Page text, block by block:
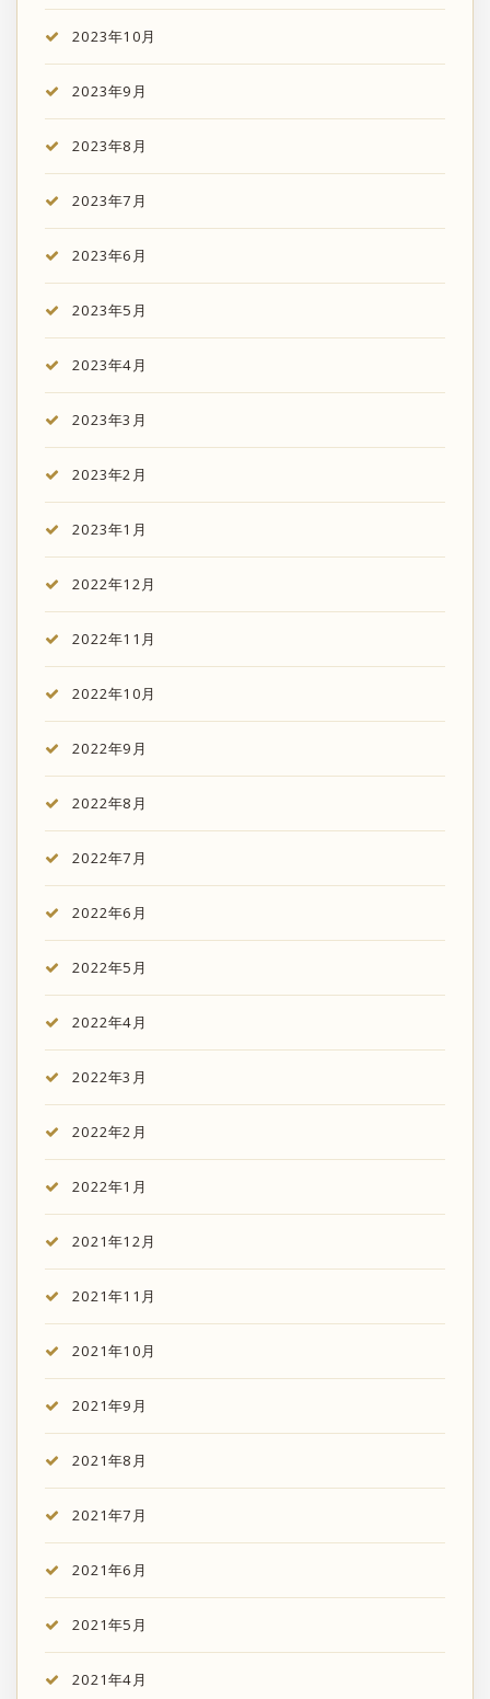
2023年10月
2023年9月
2023年8月
2023年7月
2023年6月
2023年5月
2023年4月
2023年3月
2023年2月
2023年1月
2022年12月
2022年11月
2022年10月
2022年9月
2022年8月
2022年7月
2022年6月
2022年5月
2022年4月
2022年3月
2022年2月
2022年1月
2021年12月
2021年11月
2021年10月
2021年9月
2021年8月
2021年7月
2021年6月
2021年5月
2021年4月